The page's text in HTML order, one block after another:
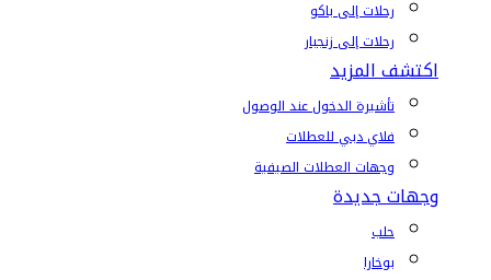
رحلات إلى باكو
رحلات إلى زنجبار
اكتشف المزيد
تأشيرة الدخول عند الوصول
فلاي دبي للعطلات
وجهات العطلات الصيفية
وجهات جديدة
حلب
بوخارا